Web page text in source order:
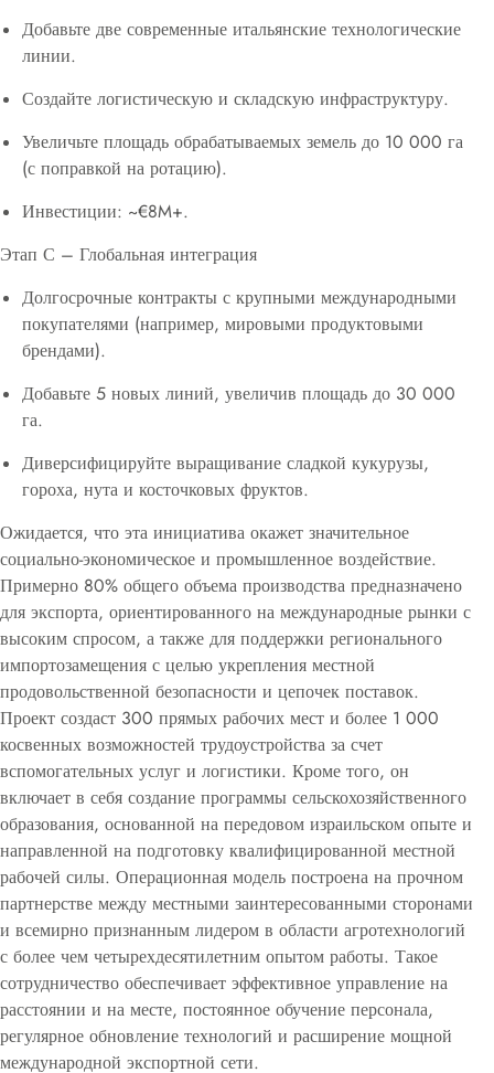
Добавьте две современные итальянские технологические
линии.
Создайте логистическую и складскую инфраструктуру.
Увеличьте площадь обрабатываемых земель до 10 000 га
(с поправкой на ротацию).
Инвестиции: ~€8M+.
Этап С – Глобальная интеграция
Долгосрочные контракты с крупными международными
покупателями (например, мировыми продуктовыми
брендами).
Добавьте 5 новых линий, увеличив площадь до 30 000
га.
Диверсифицируйте выращивание сладкой кукурузы,
гороха, нута и косточковых фруктов.
Ожидается, что эта инициатива окажет значительное
социально-экономическое и промышленное воздействие.
Примерно 80% общего объема производства предназначено
для экспорта, ориентированного на международные рынки с
высоким спросом, а также для поддержки регионального
импортозамещения с целью укрепления местной
продовольственной безопасности и цепочек поставок.
Проект создаст 300 прямых рабочих мест и более 1 000
косвенных возможностей трудоустройства за счет
вспомогательных услуг и логистики. Кроме того, он
включает в себя создание программы сельскохозяйственного
образования, основанной на передовом израильском опыте и
направленной на подготовку квалифицированной местной
рабочей силы. Операционная модель построена на прочном
партнерстве между местными заинтересованными сторонами
и всемирно признанным лидером в области агротехнологий
с более чем четырехдесятилетним опытом работы. Такое
сотрудничество обеспечивает эффективное управление на
расстоянии и на месте, постоянное обучение персонала,
регулярное обновление технологий и расширение мощной
международной экспортной сети.